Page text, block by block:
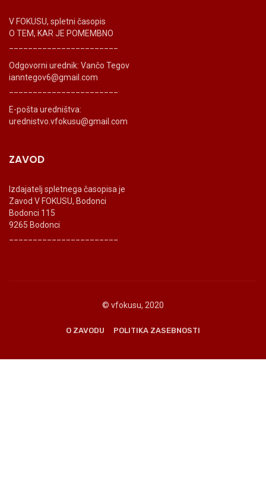
V FOKUSU, spletni časopis
O TEM, KAR JE POMEMBNO
Odgovorni urednik: Vančo Tegov
ianntegov6@gmail.com
E-pošta uredništva:
urednistvo.vfokusu@gmail.com
ZAVOD
Izdajatelj spletnega časopisa je
Zavod V FOKUSU, Bodonci
Bodonci 115
9265 Bodonci
© vfokusu, 2020
O ZAVODU POLITIKA ZASEBNOSTI